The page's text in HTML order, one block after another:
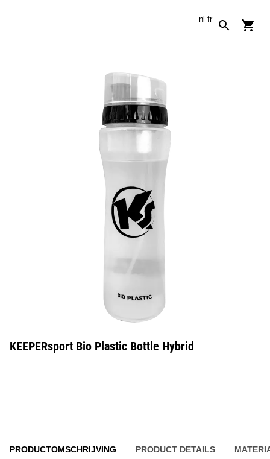
nl fr
KEEPERsport Bio Plastic Bottle Hybrid
PRODUCTOMSCHRIJVING PRODUCT DETAILS